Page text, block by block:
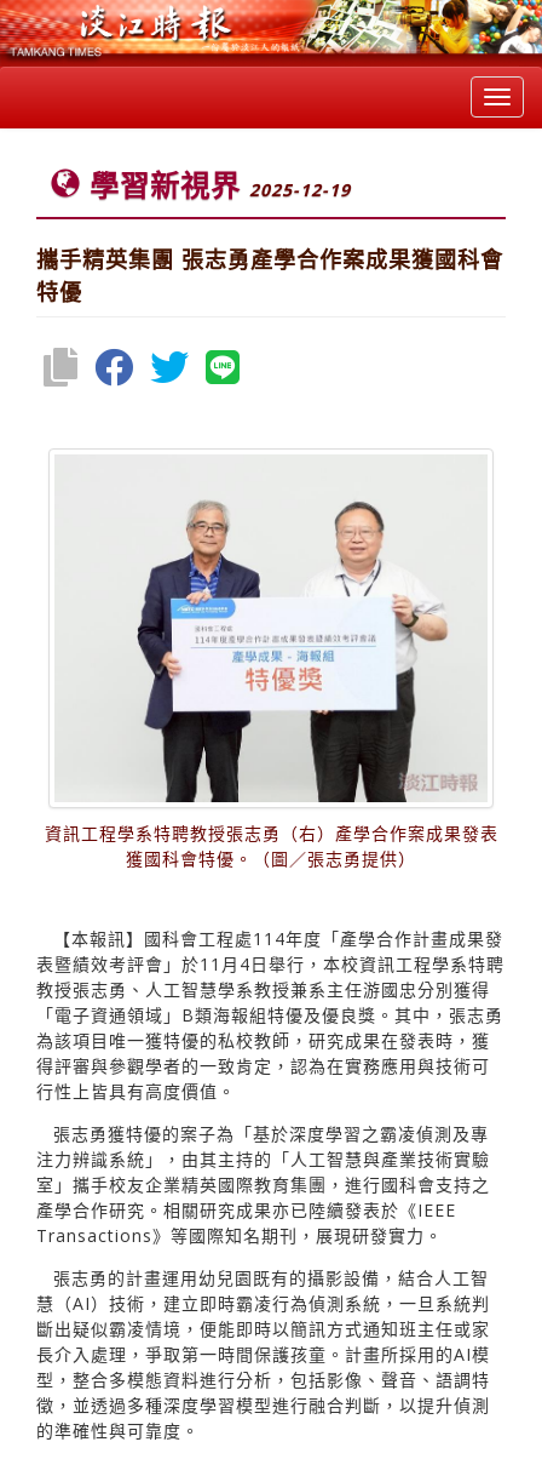
學習新視界 2025-12-19
攜手精英集團 張志勇產學合作案成果獲國科會
特優
資訊工程學系特聘教授張志勇（右）產學合作案成果發表
獲國科會特優。（圖／張志勇提供）
【本報訊】國科會工程處114年度「產學合作計畫成果發
表暨績效考評會」於11月4日舉行，本校資訊工程學系特聘
教授張志勇、人工智慧學系教授兼系主任游國忠分別獲得
「電子資通領域」B類海報組特優及優良獎。其中，張志勇
為該項目唯一獲特優的私校教師，研究成果在發表時，獲
得評審與參觀學者的一致肯定，認為在實務應用與技術可
行性上皆具有高度價值。
張志勇獲特優的案子為「基於深度學習之霸凌偵測及專
注力辨識系統」，由其主持的「人工智慧與產業技術實驗
室」攜手校友企業精英國際教育集團，進行國科會支持之
產學合作研究。相關研究成果亦已陸續發表於《IEEE
Transactions》等國際知名期刊，展現研發實力。
張志勇的計畫運用幼兒園既有的攝影設備，結合人工智
慧（AI）技術，建立即時霸凌行為偵測系統，一旦系統判
斷出疑似霸凌情境，便能即時以簡訊方式通知班主任或家
長介入處理，爭取第一時間保護孩童。計畫所採用的AI模
型，整合多模態資料進行分析，包括影像、聲音、語調特
徵，並透過多種深度學習模型進行融合判斷，以提升偵測
的準確性與可靠度。